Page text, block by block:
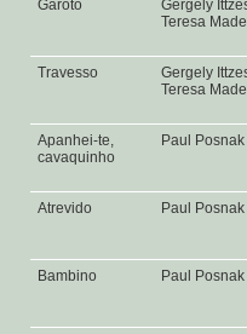
Garoto
Gergely
Teresa
Travesso
Gergely
Teresa
Apanhei-te,
cavaquinho
Paul Posnak
Atrevido Paul Posnak
Bambino Paul Posnak